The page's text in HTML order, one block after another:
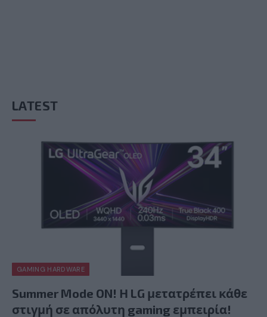
LATEST
GAMING HARDWARE
Summer Mode ON! Η LG μετατρέπει κάθε
στιγμή σε απόλυτη gaming εμπειρία!